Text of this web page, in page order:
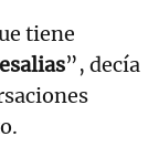
tiene
”, decía